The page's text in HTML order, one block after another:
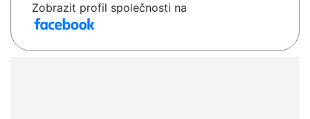
Zobrazit profil společnosti na